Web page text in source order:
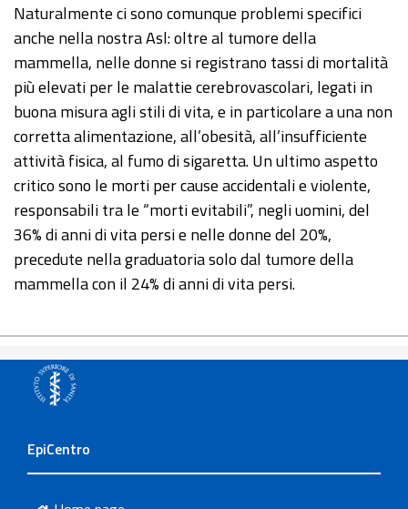
Naturalmente ci sono comunque problemi specifici
anche nella nostra Asl: oltre al tumore della
mammella, nelle donne si registrano tassi di mortalità
più elevati per le malattie cerebrovascolari, legati in
buona misura agli stili di vita, e in particolare a una non
corretta alimentazione, all’obesità, all’insufficiente
attività fisica, al fumo di sigaretta. Un ultimo aspetto
critico sono le morti per cause accidentali e violente,
responsabili tra le “morti evitabili”, negli uomini, del
36% di anni di vita persi e nelle donne del 20%,
precedute nella graduatoria solo dal tumore della
mammella con il 24% di anni di vita persi.
EpiCentro